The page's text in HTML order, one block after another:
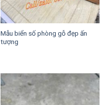
Mẫu biển số phòng gỗ đẹp ấn
tượng